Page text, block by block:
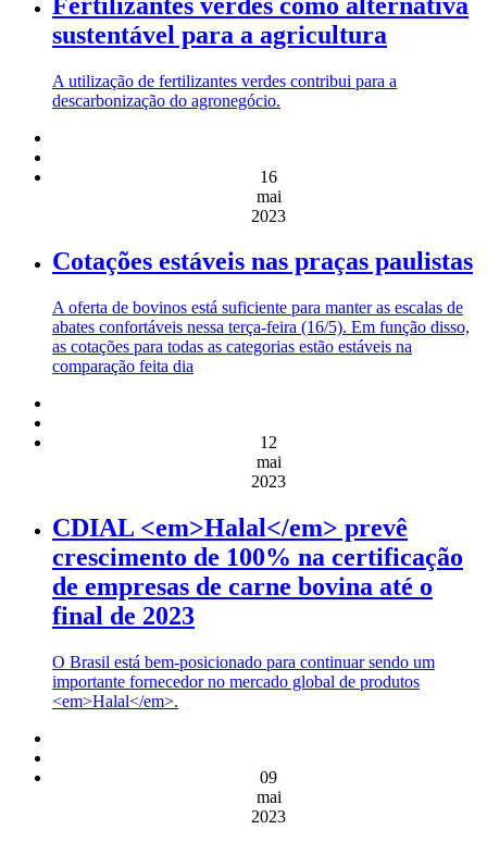
sustentável para a agricultura
A utilização de fertilizantes verdes contribui para a
descarbonização do agronegócio.
16
mai
2023
Cotações estáveis nas praças paulistas
A oferta de bovinos está suficiente para manter as escalas de
abates confortáveis nessa terça-feira (16/5). Em função disso,
as cotações para todas as categorias estão estáveis na
comparação feita dia
12
mai
2023
CDIAL <em>Halal</em> prevê
crescimento de 100% na certificação
de empresas de carne bovina até o
final de 2023
O Brasil está bem-posicionado para continuar sendo um
importante fornecedor no mercado global de produtos
<em>Halal</em>.
09
mai
2023